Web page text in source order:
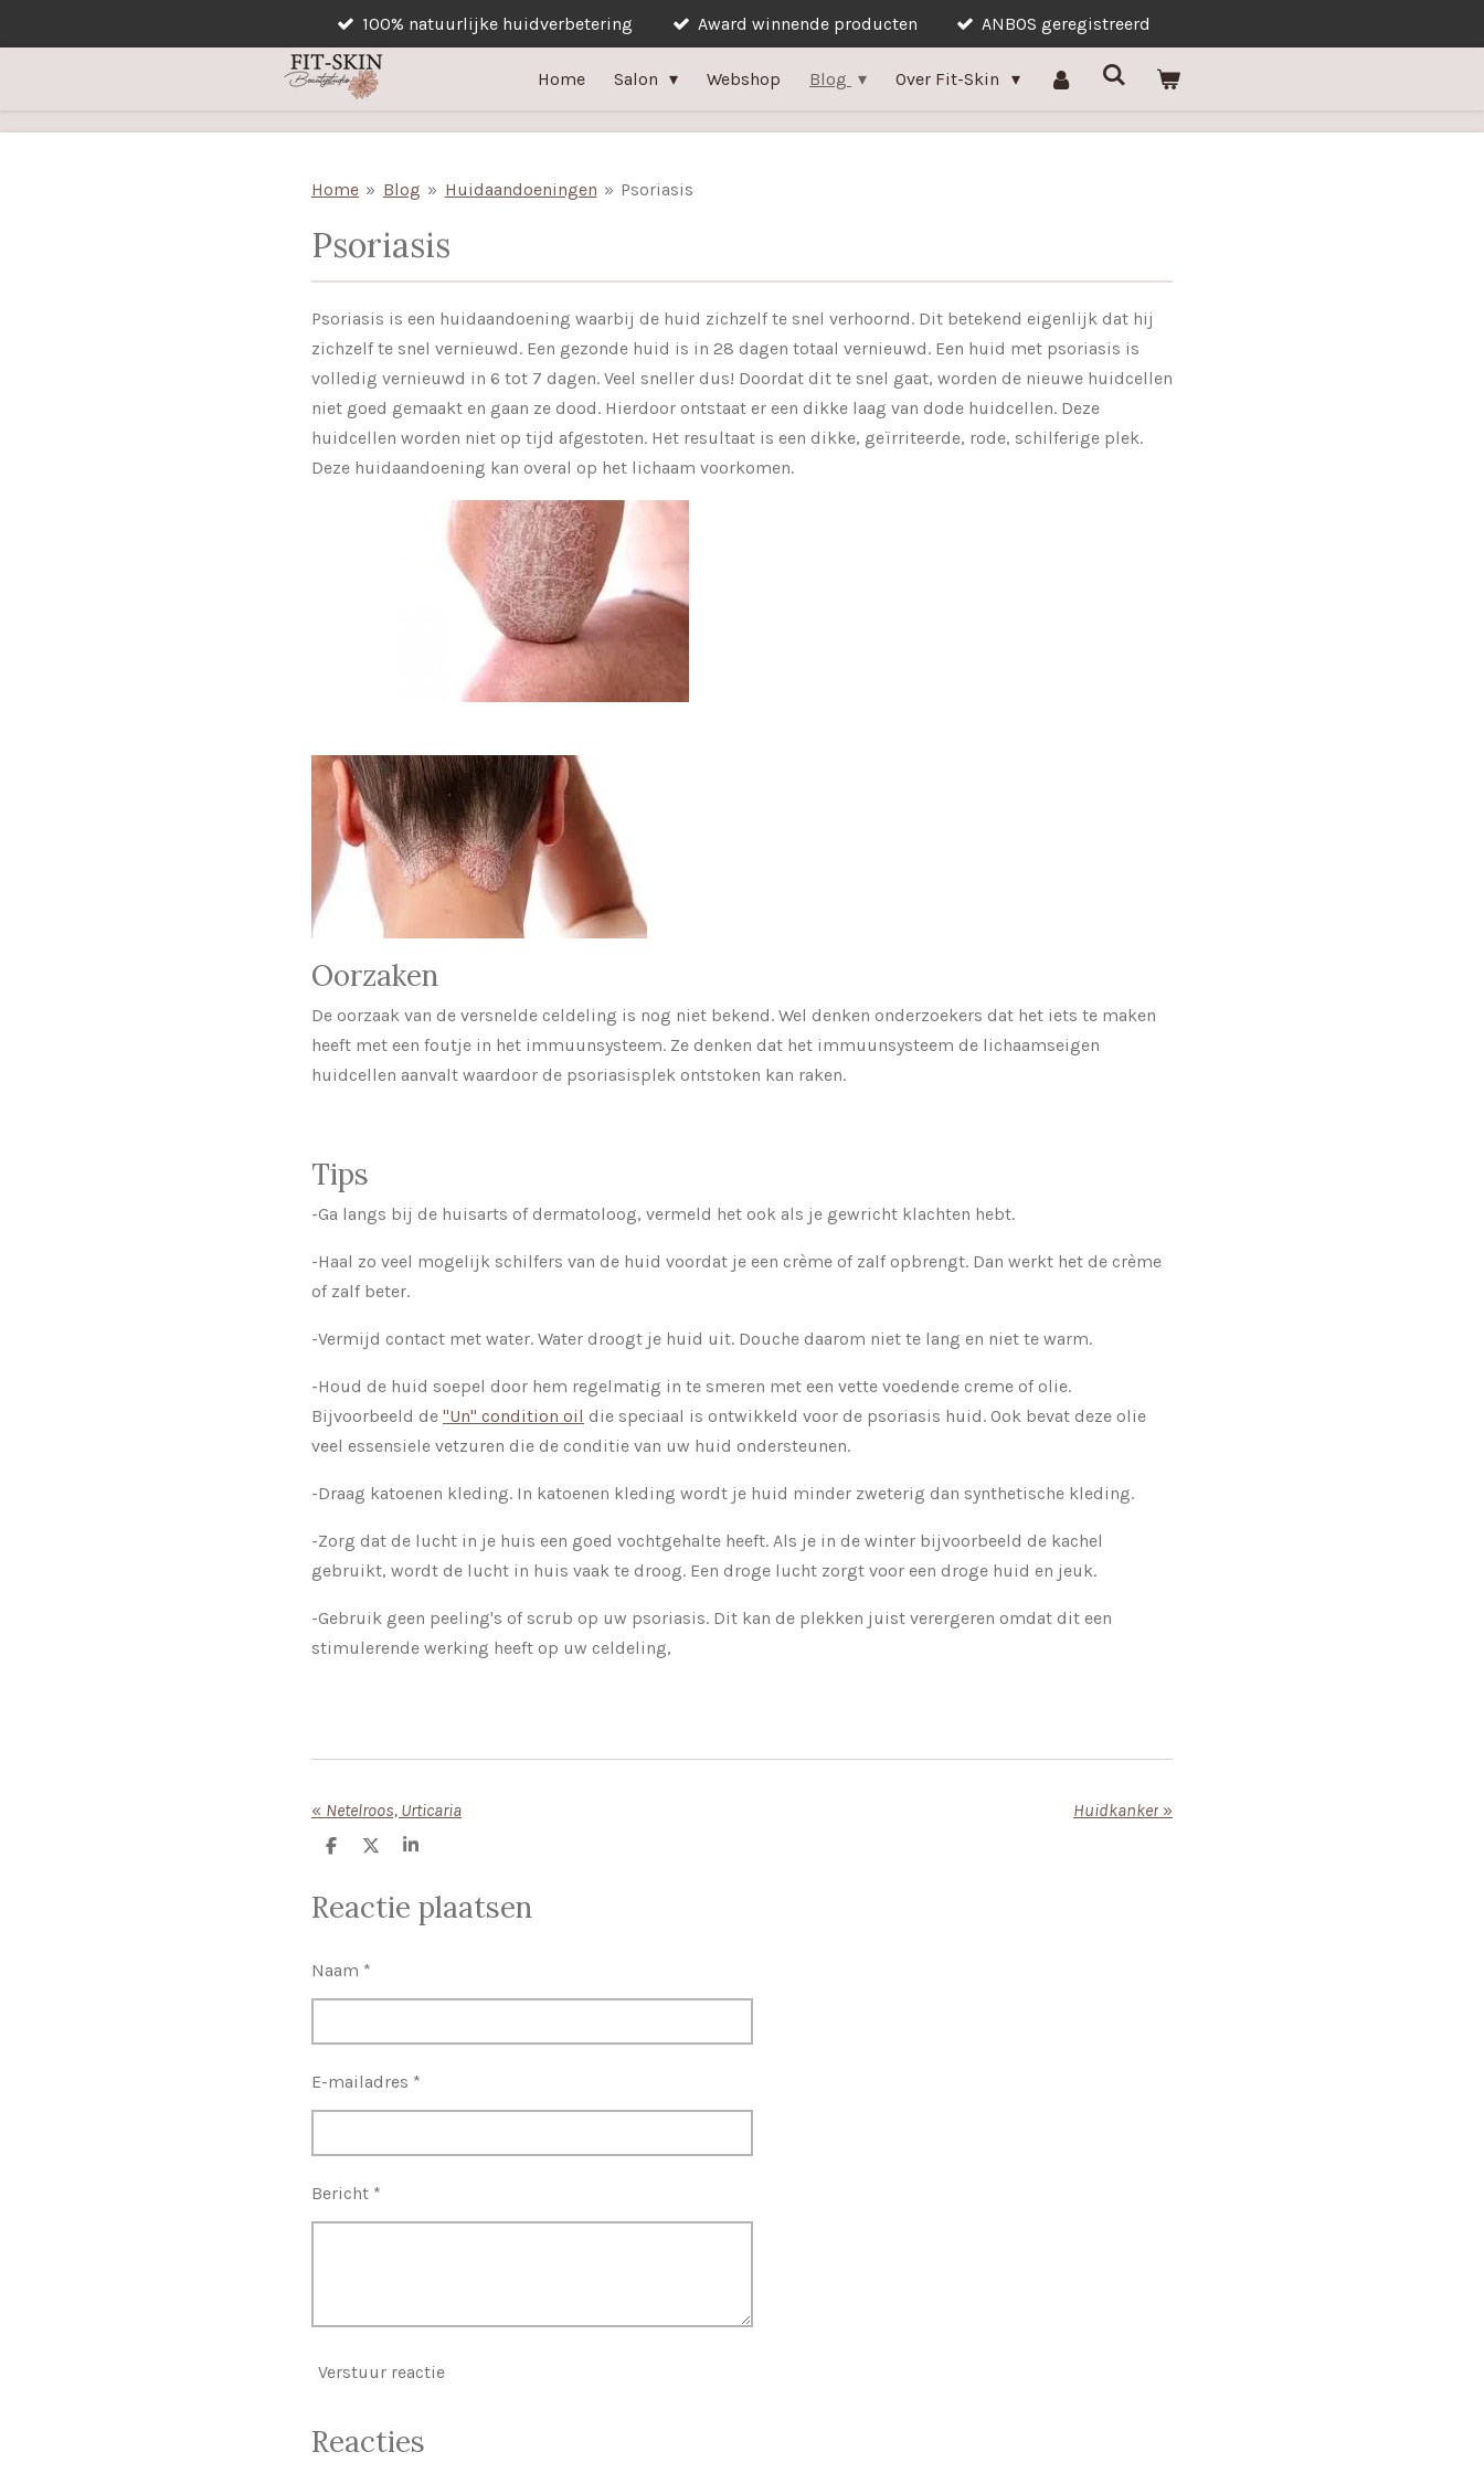
100% natuurlijke huidverbetering Award winnende producten ANBOS geregistreerd
Home Salon Webshop Blog Over Fit-Skin
Home » Blog » Huidaandoeningen » Psoriasis
Psoriasis
Psoriasis is een huidaandoening waarbij de huid zichzelf te snel verhoornd. Dit betekend eigenlijk dat hij
zichzelf te snel vernieuwd. Een gezonde huid is in 28 dagen totaal vernieuwd. Een huid met psoriasis is
volledig vernieuwd in 6 tot 7 dagen. Veel sneller dus! Doordat dit te snel gaat, worden de nieuwe huidcellen
niet goed gemaakt en gaan ze dood. Hierdoor ontstaat er een dikke laag van dode huidcellen. Deze
huidcellen worden niet op tijd afgestoten. Het resultaat is een dikke, geïrriteerde, rode, schilferige plek.
Deze huidaandoening kan overal op het lichaam voorkomen.
Oorzaken
De oorzaak van de versnelde celdeling is nog niet bekend. Wel denken onderzoekers dat het iets te maken
heeft met een foutje in het immuunsysteem. Ze denken dat het immuunsysteem de lichaamseigen
huidcellen aanvalt waardoor de psoriasisplek ontstoken kan raken.
Tips
-Ga langs bij de huisarts of dermatoloog, vermeld het ook als je gewricht klachten hebt.
-Haal zo veel mogelijk schilfers van de huid voordat je een crème of zalf opbrengt. Dan werkt het de crème
of zalf beter.
-Vermijd contact met water. Water droogt je huid uit. Douche daarom niet te lang en niet te warm.
-Houd de huid soepel door hem regelmatig in te smeren met een vette voedende creme of olie.
Bijvoorbeeld de "Un" condition oil die speciaal is ontwikkeld voor de psoriasis huid. Ook bevat deze olie
veel essensiele vetzuren die de conditie van uw huid ondersteunen.
-Draag katoenen kleding. In katoenen kleding wordt je huid minder zweterig dan synthetische kleding.
-Zorg dat de lucht in je huis een goed vochtgehalte heeft. Als je in de winter bijvoorbeeld de kachel
gebruikt, wordt de lucht in huis vaak te droog. Een droge lucht zorgt voor een droge huid en jeuk.
-Gebruik geen peeling's of scrub op uw psoriasis. Dit kan de plekken juist verergeren omdat dit een
stimulerende werking heeft op uw celdeling,
« Netelroos, Urticaria Huidkanker »
D
e
n
D
l
S
r
e
Reactie plaatsen
Naam *
E-mailadres *
Bericht *
Verstuur reactie
Reacties